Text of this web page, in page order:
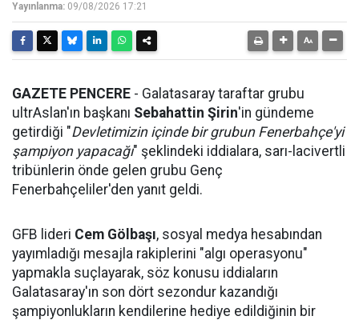
Yayınlanma: 09/08/2026 17:21
GAZETE PENCERE - Galatasaray taraftar grubu
ultrAslan'ın başkanı Sebahattin Şirin'in gündeme
getirdiği "Devletimizin içinde bir grubun Fenerbahçe'yi
şampiyon yapacağı" şeklindeki iddialara, sarı-lacivertli
tribünlerin önde gelen grubu Genç
Fenerbahçeliler'den yanıt geldi.
GFB lideri Cem Gölbaşı, sosyal medya hesabından
yayımladığı mesajla rakiplerini "algı operasyonu"
yapmakla suçlayarak, söz konusu iddiaların
Galatasaray'ın son dört sezondur kazandığı
şampiyonlukların kendilerine hediye edildiğinin bir